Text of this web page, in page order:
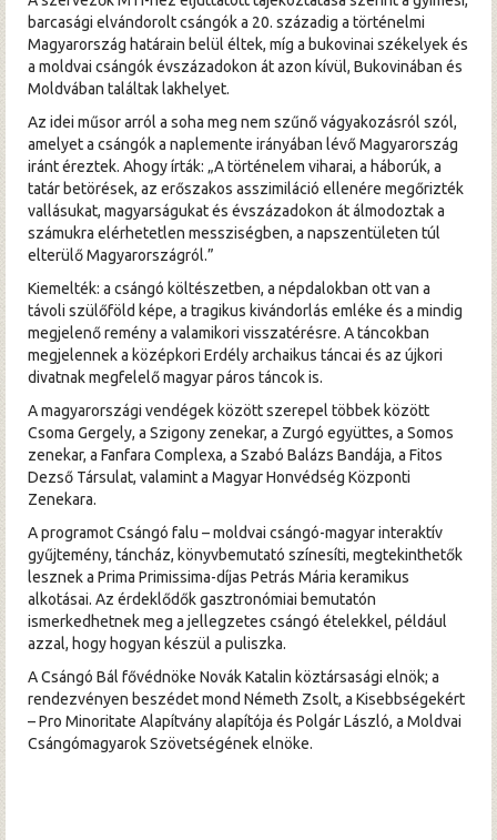
barcasági elvándorolt csángók a 20. századig a történelmi
Magyarország határain belül éltek, míg a bukovinai székelyek és
a moldvai csángók évszázadokon át azon kívül, Bukovinában és
Moldvában találtak lakhelyet.
Az idei műsor arról a soha meg nem szűnő vágyakozásról szól,
amelyet a csángók a naplemente irányában lévő Magyarország
iránt éreztek. Ahogy írták: „A történelem viharai, a háborúk, a
tatár betörések, az erőszakos asszimiláció ellenére megőrizték
vallásukat, magyarságukat és évszázadokon át álmodoztak a
számukra elérhetetlen messziségben, a napszentületen túl
elterülő Magyarországról.”
Kiemelték: a csángó költészetben, a népdalokban ott van a
távoli szülőföld képe, a tragikus kivándorlás emléke és a mindig
megjelenő remény a valamikori visszatérésre. A táncokban
megjelennek a középkori Erdély archaikus táncai és az újkori
divatnak megfelelő magyar páros táncok is.
A magyarországi vendégek között szerepel többek között
Csoma Gergely, a Szigony zenekar, a Zurgó együttes, a Somos
zenekar, a Fanfara Complexa, a Szabó Balázs Bandája, a Fitos
Dezső Társulat, valamint a Magyar Honvédség Központi
Zenekara.
A programot Csángó falu – moldvai csángó-magyar interaktív
gyűjtemény, táncház, könyvbemutató színesíti, megtekinthetők
lesznek a Prima Primissima-díjas Petrás Mária keramikus
alkotásai. Az érdeklődők gasztronómiai bemutatón
ismerkedhetnek meg a jellegzetes csángó ételekkel, például
azzal, hogy hogyan készül a puliszka.
A Csángó Bál fővédnöke Novák Katalin köztársasági elnök; a
rendezvényen beszédet mond Németh Zsolt, a Kisebbségekért
– Pro Minoritate Alapítvány alapítója és Polgár László, a Moldvai
Csángómagyarok Szövetségének elnöke.